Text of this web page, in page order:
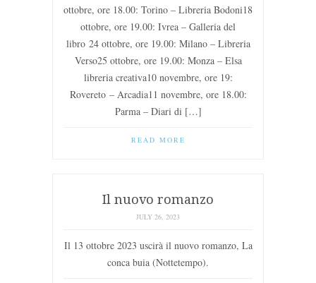
ottobre, ore 18.00: Torino – Libreria Bodoni18
ottobre, ore 19.00: Ivrea – Galleria del
libro 24 ottobre, ore 19.00: Milano – Libreria
Verso25 ottobre, ore 19.00: Monza – Elsa
libreria creativa10 novembre, ore 19:
Rovereto – Arcadia11 novembre, ore 18.00:
Parma – Diari di […]
READ MORE
Il nuovo romanzo
JULY 26, 2023
Il 13 ottobre 2023 uscirà il nuovo romanzo, La
conca buia (Nottetempo).